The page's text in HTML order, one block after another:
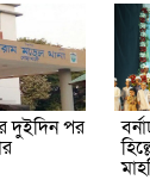
দুইদিন পর